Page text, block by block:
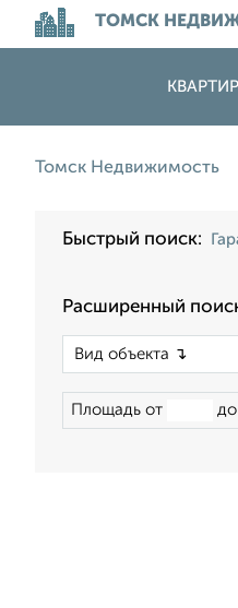
ТОМСК
Томск Недвижимость
Быстрый поиск:
Расширенный
Площадь от до